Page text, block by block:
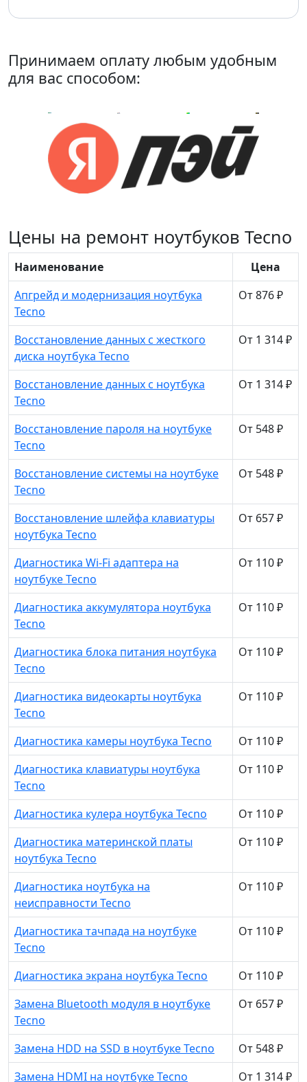
Принимаем оплату любым удобным
для вас способом:
Цены на ремонт ноутбуков Tecno
Наименование
Цена
Апгрейд и модернизация ноутбука
Tecno
От 876 ₽
Восстановление данных с жесткого
диска ноутбука Tecno
От 1 314 ₽
Восстановление данных с ноутбука
Tecno
От 1 314 ₽
Восстановление пароля на ноутбуке
Tecno
От 548 ₽
Восстановление системы на ноутбуке
Tecno
От 548 ₽
Восстановление шлейфа клавиатуры
ноутбука Tecno
От 657 ₽
Диагностика Wi-Fi адаптера на
ноутбуке Tecno
От 110 ₽
Диагностика аккумулятора ноутбука
Tecno
От 110 ₽
Диагностика блока питания ноутбука
Tecno
От 110 ₽
Диагностика видеокарты ноутбука
Tecno
От 110 ₽
Диагностика камеры ноутбука Tecno
От 110 ₽
Диагностика клавиатуры ноутбука
Tecno
От 110 ₽
Диагностика кулера ноутбука Tecno
От 110 ₽
Диагностика материнской платы
ноутбука Tecno
От 110 ₽
Диагностика ноутбука на
неисправности Tecno
От 110 ₽
Диагностика тачпада на ноутбуке
Tecno
От 110 ₽
Диагностика экрана ноутбука Tecno
От 110 ₽
Замена Bluetooth модуля в ноутбуке
Tecno
От 657 ₽
Замена HDD на SSD в ноутбуке Tecno
От 548 ₽
Замена HDMI на ноутбуке Tecno
От 1 314 ₽